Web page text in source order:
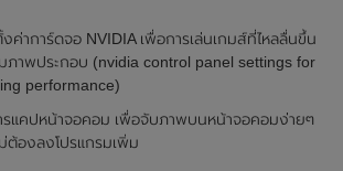
งค่าการ์ดจอ NVIDIA เพื่อการเล่นเกมส์ที่ไหลลื่นขึ้น
ภาพประกอบ (nvidia control panel settings for
performance)
รแคปหน้าจอคอม เพื่อจับภาพบนหน้าจอคอมง่ายๆ
ต้องลงโปรแกรมเพิ่ม